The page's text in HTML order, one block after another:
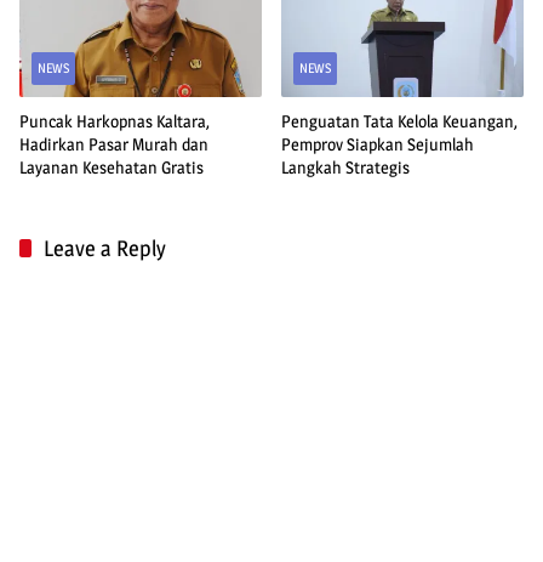
NEWS
Puncak Harkopnas Kaltara,
Hadirkan Pasar Murah dan
Layanan Kesehatan Gratis
NEWS
Penguatan Tata Kelola Keuangan,
Pemprov Siapkan Sejumlah
Langkah Strategis
Leave a Reply